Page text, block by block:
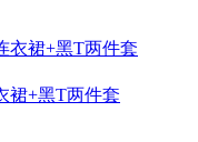
裙+黑T两件套